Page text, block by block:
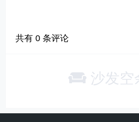
共有0 条评论
沙发空